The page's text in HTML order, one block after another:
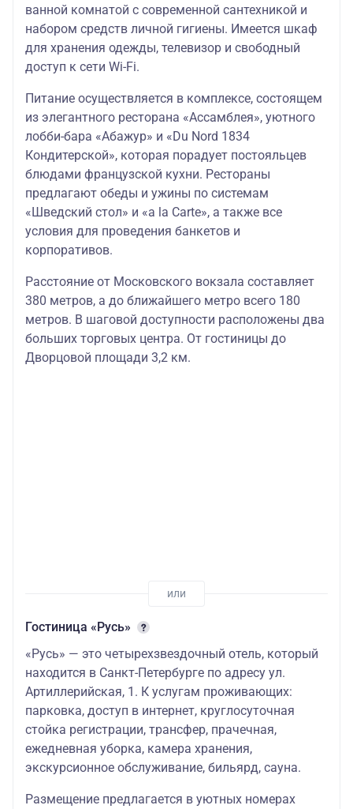
Русь****
13.07.2026
джуниор
сюит DBL
01.06.2026
ванной комнатой с современной сантехникой и
набором средств личной гигиены. Имеется шкаф
для хранения одежды, телевизор и свободный
доступ к сети Wi-Fi.
Питание осуществляется в комплексе, состоящем
из элегантного ресторана «Ассамблея», уютного
лобби-бара «Абажур» и «Du Nord 1834
Кондитерской», которая порадует постояльцев
блюдами французской кухни. Рестораны
предлагают обеды и ужины по системам
«Шведский стол» и «a la Carte», а также все
условия для проведения банкетов и
корпоративов.
Расстояние от Московского вокзала составляет
380 метров, а до ближайшего метро всего 180
метров. В шаговой доступности расположены два
больших торговых центра. От гостиницы до
Дворцовой площади 3,2 км.
Гостиница «Русь»
«Русь» — это четырехзвездочный отель, который
находится в Санкт-Петербурге по адресу ул.
Артиллерийская, 1. К услугам проживающих:
парковка, доступ в интернет, круглосуточная
стойка регистрации, трансфер, прачечная,
ежедневная уборка, камера хранения,
экскурсионное обслуживание, бильярд, сауна.
Размещение предлагается в уютных номерах